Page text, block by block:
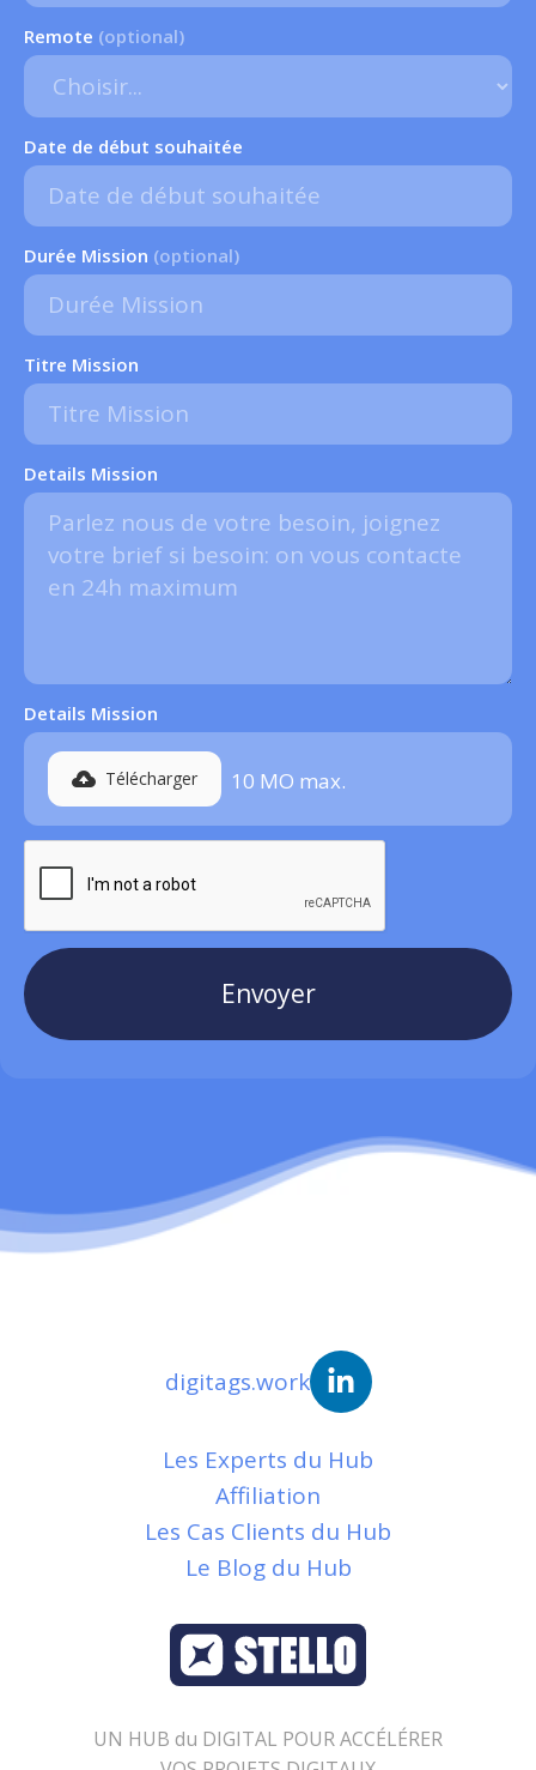
Remote (optional)
Date de début souhaitée
Durée Mission (optional)
Titre Mission
Details Mission
Details Mission
Télécharger 10 MO max.
digitags.work
Les Experts du Hub
Affiliation
Les Cas Clients du Hub
Le Blog du Hub
UN HUB du DIGITAL POUR ACCÉLÉRER